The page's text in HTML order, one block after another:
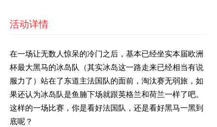
活动详情
在一场让无数人惊呆的冷门之后，基本已经坐实本届欧洲
杯最大黑马的冰岛队（其实冰岛这一路走来已经相当有说
服力了）站在了东道主法国队的面前，淘汰赛无弱旅，如
果还认为冰岛队是鱼腩下场就跟英格兰和荷兰一样了吧。
这样的一场比赛，你是看好法国队，还是看好黑马一黑到
底呢？